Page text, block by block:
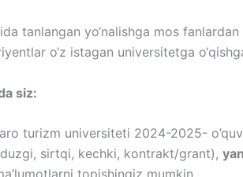
tanlangan yo‘nalishga mos
o‘z istagan universitetga
siz:
turizm universiteti 2024-2025- o’quv
sirtqi, kechki, kontrakt/grant),